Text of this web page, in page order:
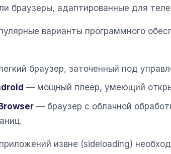
браузеры, адаптированные для
варианты программного
браузер, заточенный под
— мощный плеер, умеющий
— браузер с облачной
извне (sideloading)